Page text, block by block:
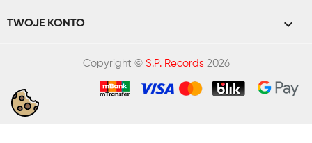
TWOJE KONTO 
Copyright © S.P. Records2026